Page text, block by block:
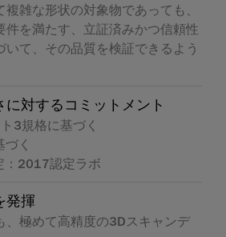
雑な形状の対象物であっても、
件を満たす、立証済みかつ信頼性
いて、その品質を検証できるよう
対するコミットメント
3規格に基づく
く
：2017認定ラボ
発揮
、極めて高精度の3Dスキャンデ